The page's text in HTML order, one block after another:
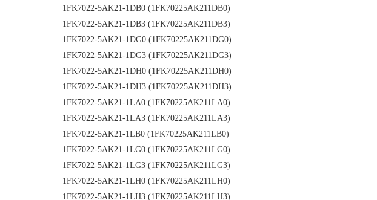
1FK7022-5AK21-1DB0 (1FK70225AK211DB0)
1FK7022-5AK21-1DB3 (1FK70225AK211DB3)
1FK7022-5AK21-1DG0 (1FK70225AK211DG0)
1FK7022-5AK21-1DG3 (1FK70225AK211DG3)
1FK7022-5AK21-1DH0 (1FK70225AK211DH0)
1FK7022-5AK21-1DH3 (1FK70225AK211DH3)
1FK7022-5AK21-1LA0 (1FK70225AK211LA0)
1FK7022-5AK21-1LA3 (1FK70225AK211LA3)
1FK7022-5AK21-1LB0 (1FK70225AK211LB0)
1FK7022-5AK21-1LG0 (1FK70225AK211LG0)
1FK7022-5AK21-1LG3 (1FK70225AK211LG3)
1FK7022-5AK21-1LH0 (1FK70225AK211LH0)
1FK7022-5AK21-1LH3 (1FK70225AK211LH3)